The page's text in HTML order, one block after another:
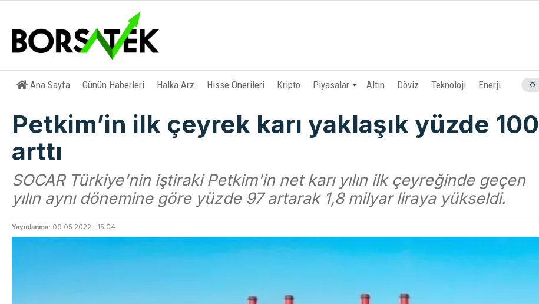
Ana Sayfa Günün Haberleri Halka Arz Hisse Önerileri Kripto Piyasalar Altın Döviz Teknoloji Enerji
Petkim’in ilk çeyrek karı yaklaşık yüzde 100
arttı
SOCAR Türkiye'nin iştiraki Petkim'in net karı yılın ilk çeyreğinde geçen
yılın aynı dönemine göre yüzde 97 artarak 1,8 milyar liraya yükseldi.
Yayınlanma: 09.05.2022 - 15:04